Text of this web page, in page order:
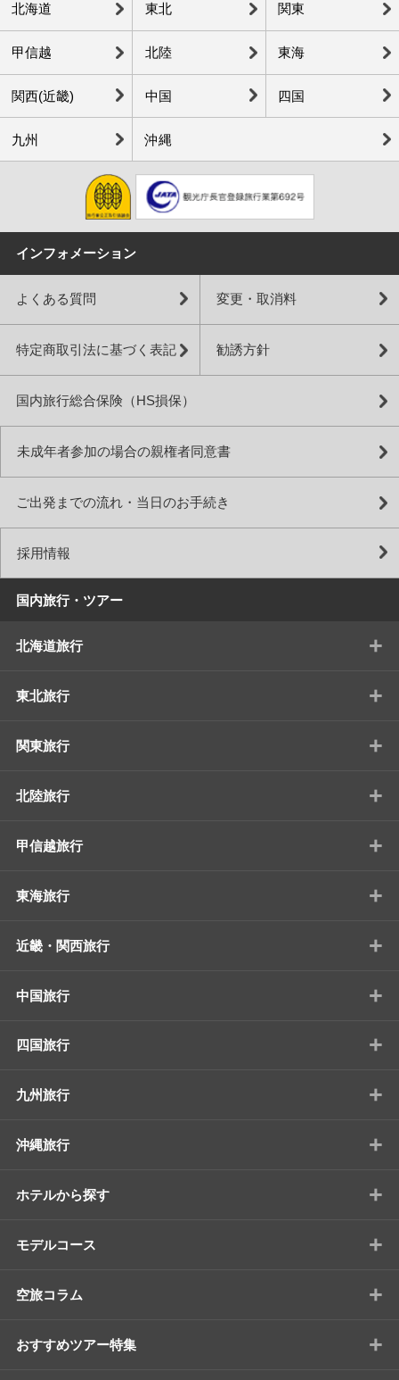
北海道 東北 関東
甲信越 北陸 東海
関西(近畿) 中国 四国
九州 沖縄
インフォメーション
よくある質問 変更・取消料
特定商取引法に基づく表記 勧誘方針
国内旅行総合保険（HS損保）
未成年者参加の場合の親権者同意書
ご出発までの流れ・当日のお手続き
採用情報
国内旅行・ツアー
北海道旅行 +
東北旅行 +
関東旅行 +
北陸旅行 +
甲信越旅行 +
東海旅行 +
近畿・関西旅行 +
中国旅行 +
四国旅行 +
九州旅行 +
沖縄旅行 +
ホテルから探す +
モデルコース +
空旅コラム +
おすすめツアー特集 +